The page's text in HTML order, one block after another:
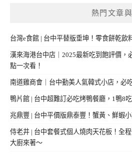
熱門文章與
台灣e食館 | 台中平替版垂坤！零食餅乾飲
漢來海港台中店｜2025最新吃到飽評價，
點一次看！
南道雞商會｜台中勤美人氣韓式小店，必
鴨片館 | 台中超難訂必吃烤鴨餐廳，1鴨8
兆鼎豐 | 台中平價版鼎泰豐！蟹黃、鮮蝦
侍老井 | 台中套餐式個人燒肉天花板！全
大廚來著～